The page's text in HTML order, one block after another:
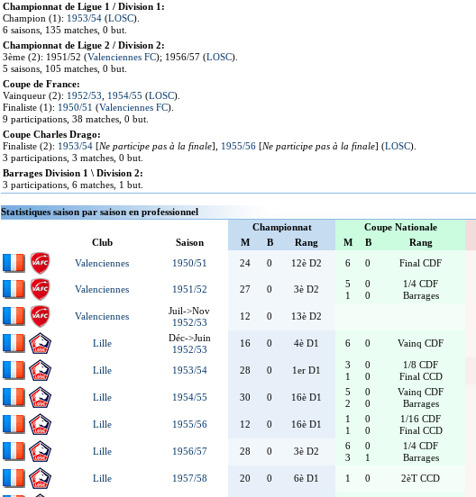
Championnat de Ligue 1 / Division 1:
Champion (1): 1953/54 (LOSC).
6 saisons, 135 matches, 0 but.
Championnat de Ligue 2 / Division 2:
3ème (2): 1951/52 (Valenciennes FC); 1956/57 (LOSC).
5 saisons, 105 matches, 0 but.
Coupe de France:
Vainqueur (2): 1952/53 1954/55 (LOSC).
Finaliste (1): 1950/51 (Valenciennes FC).
9 participations, 38 matches, 0 but.
Coupe Charles Drago:
Finaliste (2): 1953/54 [Ne participe pas à la finale], 1955/56 [Ne participe pas à la finale] (LOSC).
3 participations, 3 matches, 0 but.
Barrages Division 1 \ Division 2:
3 participations, 6 matches, 1 but.
Statistiques saison par saison en professionnel
Championnat
Coupe Nationale
Club
Saison M B Rang M B Rang
Valenciennes
1950/51 24 0 12è D2 6 0 Final CDF
Valenciennes 1951/52 27 0 3è D2
5
1
0
0
1/4 CDF
Barrages
Valenciennes
Juil->Nov
1952/53
12 0 13è D2
Lille
Déc->Juin
1952/53
16 0 4è D1 6 0 Vainq CDF
Lille 1953/54 28 0 1er D1
3
1
0
0
1/8 CDF
Final CCD
Lille 1954/55 30 0 16è D1
5
2
0
0
Vainq CDF
Barrages
Lille
1955/56 12 0 16è D1
1
1
0
0
1/16 CDF
Final CCD
Lille
1956/57 28 0 3è D2
6
3
0
1
1/4 CDF
Barrages
Lille
1957/58 20 0 6è D1 1 0 2èT CCD